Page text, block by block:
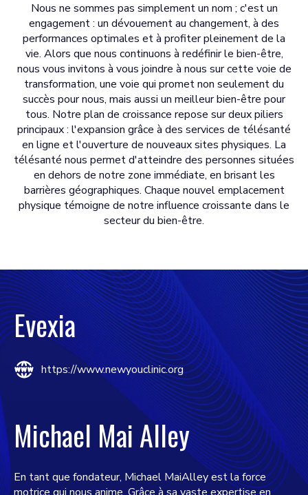
Nous ne sommes pas simplement un nom ; c'est un
engagement : un dévouement au changement, à des
performances optimales et à profiter pleinement de la
vie. Alors que nous continuons à redéfinir le bien-être,
nous vous invitons à vous joindre à nous sur cette voie de
transformation, une voie qui promet non seulement du
succès pour nous, mais aussi un meilleur bien-être pour
tous. Notre plan de croissance repose sur deux piliers
principaux : l'expansion grâce à des services de télésanté
en ligne et l'ouverture de nouveaux sites physiques. La
télésanté nous permet d'atteindre des personnes situées
en dehors de notre zone immédiate, en brisant les
barrières géographiques. Chaque nouvel emplacement
physique témoigne de notre influence croissante dans le
secteur du bien-être.
Evexia
https://www.newyouclinic.org
Michael Mai Alley
En tant que fondateur, Michael MaiAlley est la force